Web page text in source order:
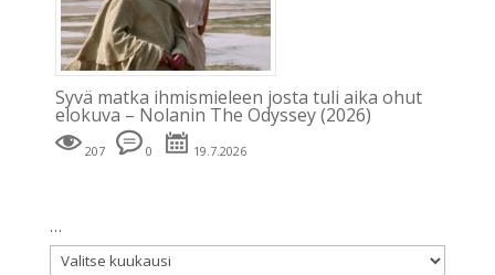
Syvä matka ihmismieleen josta tuli aika ohut
elokuva – Nolanin The Odyssey (2026)
207 0 19.7.2026
…